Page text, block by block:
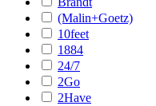
(Malin+Goetz)
10feet
1884
24/7
2Go
2Have